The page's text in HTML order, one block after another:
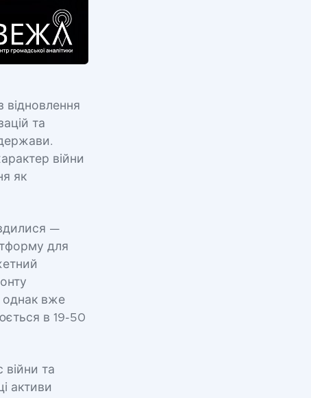
відновлення
та
війни
як
—
для
однак вже
в 19-50
війни та
активи